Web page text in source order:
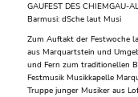
GAUFEST DES CHIEMGAU-
Barmusi: dSche laut Musi
Zum Auftakt der Festwoche
aus Marquartstein und
und Fern zum traditionellen
Festmusik Musikkapelle
Truppe junger Musiker aus